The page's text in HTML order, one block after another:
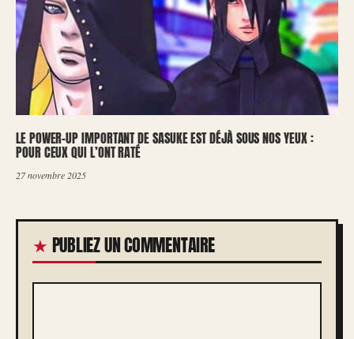
LE POWER-UP IMPORTANT DE SASUKE EST DÉJÀ SOUS NOS YEUX :
POUR CEUX QUI L’ONT RATÉ
27 novembre 2025
PUBLIEZ UN COMMENTAIRE
COMMENTAIRE